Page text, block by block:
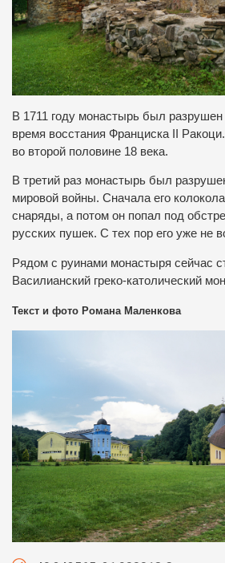
В 1711 году монастырь был разрушен
время восстания Франциска II
во второй половине 18 века.
В третий раз монастырь был
мировой войны. Сначала его
снаряды, а потом он попал под
русских пушек. С тех пор его уже не
Рядом с руинами монастыря сейчас
Василианский греко-католический
Текст и фото Романа Маленкова